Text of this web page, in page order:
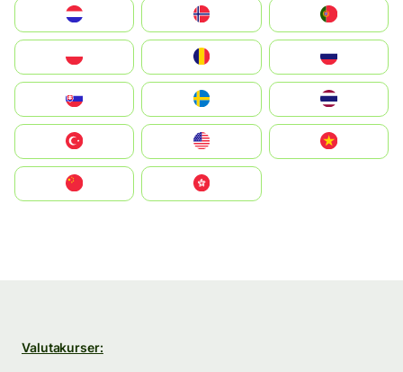
United States
中國香港特別行政區
Valutakurser: